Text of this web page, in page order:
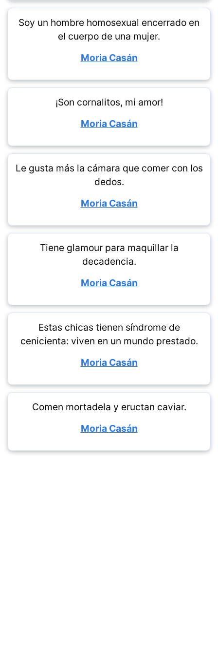
Soy un hombre homosexual encerrado en
el cuerpo de una mujer.
Moria Casán
¡Son cornalitos, mi amor!
Moria Casán
Le gusta más la cámara que comer con los
dedos.
Moria Casán
Tiene glamour para maquillar la
decadencia.
Moria Casán
Estas chicas tienen síndrome de
cenicienta: viven en un mundo prestado.
Moria Casán
Comen mortadela y eructan caviar.
Moria Casán